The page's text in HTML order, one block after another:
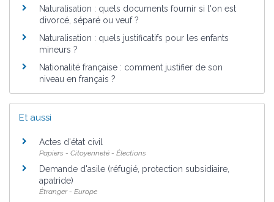
Naturalisation : quels documents fournir si l'on est
divorcé, séparé ou veuf ?
Naturalisation : quels justificatifs pour les enfants
mineurs ?
Nationalité française : comment justifier de son
niveau en français ?
Et aussi
Actes d'état civil
Papiers - Citoyenneté - Élections
Demande d'asile (réfugié, protection subsidiaire,
apatride)
Étranger - Europe